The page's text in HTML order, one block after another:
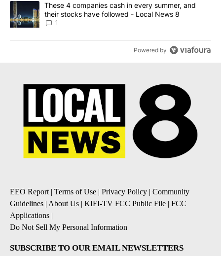
A trending article titled "These 4 companies cash in every
These 4 companies cash in every summer, and
their stocks have followed - Local News 8
1
Powered by
EEO Report| Terms of Use | Privacy Policy | Community
Guidelines | About Us | KIFI-TV FCC Public File | FCC
Applications |
Do Not Sell My Personal Information
SUBSCRIBE TO OUR EMAIL NEWSLETTERS